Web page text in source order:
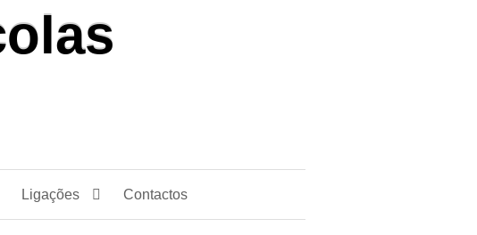
Ligações Contactos